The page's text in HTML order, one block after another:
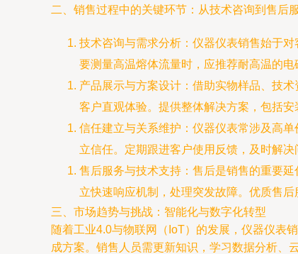
二、销售过程中的关键环节：从技术咨询到售后
技术咨询与需求分析：仪器仪表销售始于
要测量高温熔体流量时，应推荐耐高温的
产品展示与方案设计：借助实物样品、技
客户直观体验。提供整体解决方案，包括
信任建立与关系维护：仪器仪表常涉及高
立信任。定期跟进客户使用反馈，及时解
售后服务与技术支持：售后是销售的重要
立快速响应机制，处理突发故障。优质售
三、市场趋势与挑战：智能化与数字化转型
随着工业4.0与物联网（IoT）的发展，仪器仪表
成方案。销售人员需更新知识，学习数据分析、